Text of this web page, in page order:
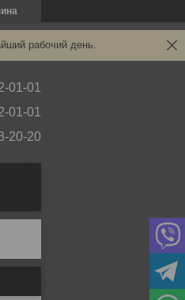
рабочий день.
01-01
01-01
20-20